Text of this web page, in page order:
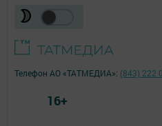
Телефон АО «ТАТМЕДИА»: (843) 222
16+